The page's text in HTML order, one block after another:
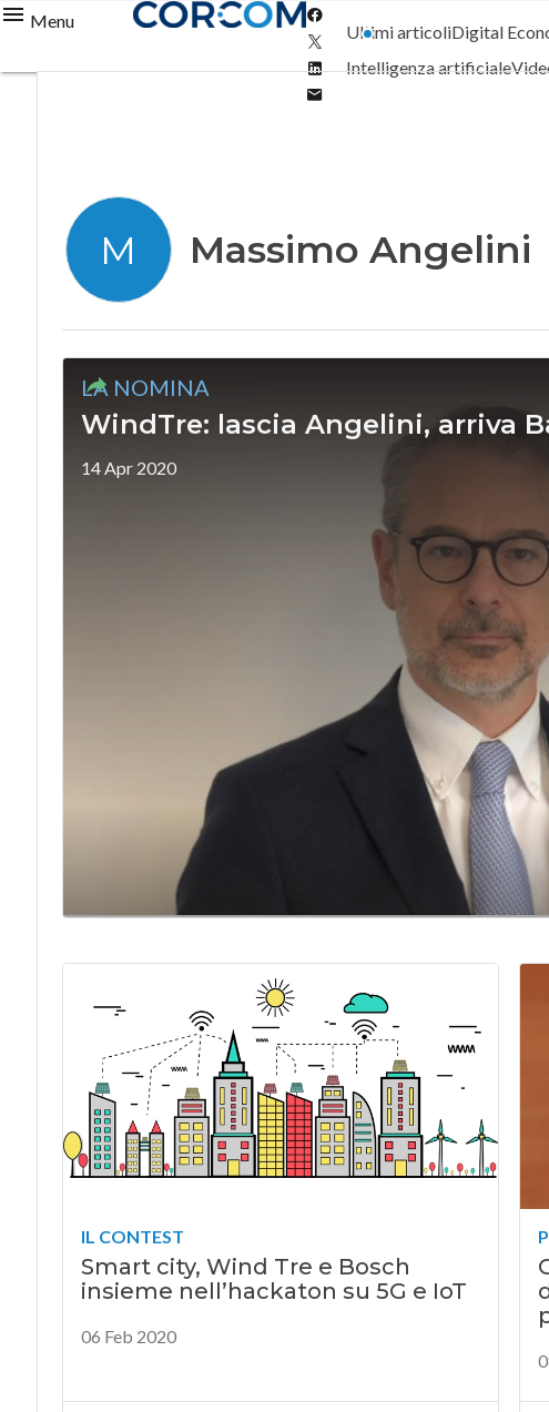
Menu
Twitter
Linkedin
Ultimi articoliDigital
Intelligenza artificiale
M Massimo Angelini
LA NOMINA
WindTre: lascia Angelini, arriva
14 Apr 2020
IL CONTEST
Smart city, Wind Tre e Bosch
insieme nell’hackaton su 5G e IoT
06 Feb 2020